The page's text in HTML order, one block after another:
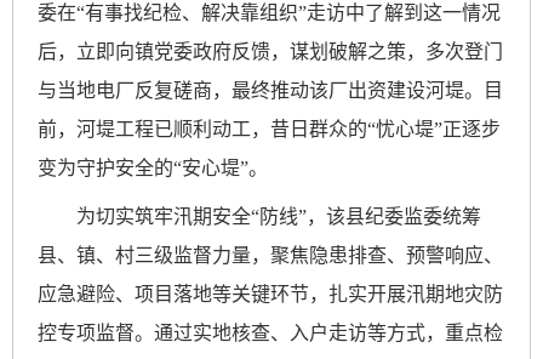
委在“有事找纪检、解决靠组织”走访中了解到这一情况
后，立即向镇党委政府反馈， 谋划破解之策，多次登门
与当地电厂反复磋商，最终推动该厂出资建设河堤。目
前，河堤工程已顺利动工，昔日群众的“忧心堤”正逐步
变为守护安全的“安心堤”。
为切实筑牢汛期安全“防线”，该县纪委监委统筹
县、镇、村三级监督力量，聚焦隐患排查、预警响应、
应急避险、项目落地等关键环节，扎实开展汛期地灾防
控专项监督。通过实地核查、入户走访等方式，重点检